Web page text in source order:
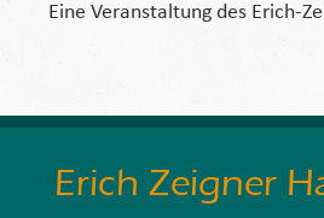
Eine Veranstaltung des Erich-
Erich Zeigner